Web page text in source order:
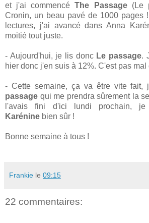
et j'ai commencéThe Passage(Le
Cronin, un beau pavé de 1000 pages
lectures, j'ai avancé dans Anna
moitié tout juste.
- Aujourd'hui, je lis donc Le passage.
hier donc j'en suis à 12%. C'est pas mal
- Cette semaine, ça va être vite fait,
passage qui me prendra sûrement la
l'avais fini d'ici lundi prochain, je
Karénine bien sûr !
Bonne semaine à tous !
Frankie le 09:15
22 commentaires: